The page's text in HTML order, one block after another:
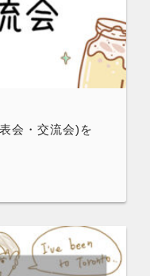
会・交流会)を